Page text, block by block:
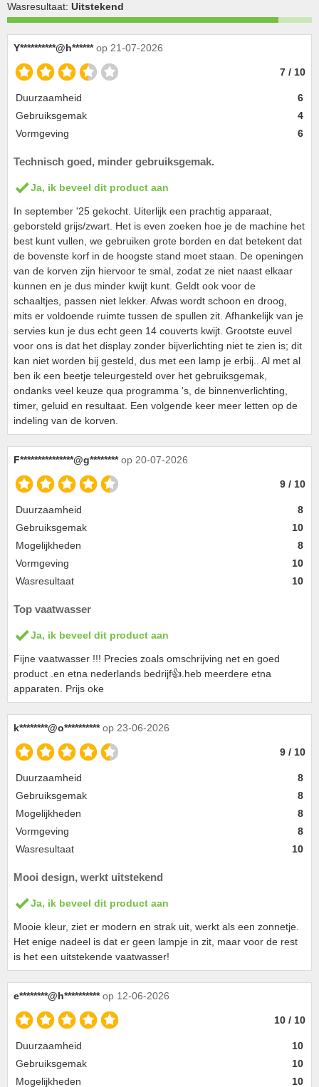
Wasresultaat: Uitstekend
Y**********@h****** op 21-07-2026
7 / 10
Duurzaamheid
6
Gebruiksgemak
4
Vormgeving
6
Technisch goed, minder gebruiksgemak.
Ja, ik beveel dit product aan
In september '25 gekocht. Uiterlijk een prachtig apparaat,
geborsteld grijs/zwart. Het is even zoeken hoe je de machine het
best kunt vullen, we gebruiken grote borden en dat betekent dat
de bovenste korf in de hoogste stand moet staan. De openingen
van de korven zijn hiervoor te smal, zodat ze niet naast elkaar
kunnen en je dus minder kwijt kunt. Geldt ook voor de
schaaltjes, passen niet lekker. Afwas wordt schoon en droog,
mits er voldoende ruimte tussen de spullen zit. Afhankelijk van je
servies kun je dus echt geen 14 couverts kwijt. Grootste euvel
voor ons is dat het display zonder bijverlichting niet te zien is; dit
kan niet worden bij gesteld, dus met een lamp je erbij.. Al met al
ben ik een beetje teleurgesteld over het gebruiksgemak,
ondanks veel keuze qua programma 's, de binnenverlichting,
timer, geluid en resultaat. Een volgende keer meer letten op de
indeling van de korven.
F***************@g******** op 20-07-2026
9 / 10
Duurzaamheid
8
Gebruiksgemak
10
Mogelijkheden
8
Vormgeving
10
Wasresultaat
10
Top vaatwasser
Ja, ik beveel dit product aan
Fijne vaatwasser !!! Precies zoals omschrijving net en goed
product .en etna nederlands bedrijf👍.heb meerdere etna
apparaten. Prijs oke
k********@o********** op 23-06-2026
9 / 10
Duurzaamheid
8
Gebruiksgemak
8
Mogelijkheden
8
Vormgeving
8
Wasresultaat
10
Mooi design, werkt uitstekend
Ja, ik beveel dit product aan
Mooie kleur, ziet er modern en strak uit, werkt als een zonnetje.
Het enige nadeel is dat er geen lampje in zit, maar voor de rest
is het een uitstekende vaatwasser!
e********@h********** op 12-06-2026
10 / 10
Duurzaamheid
10
Gebruiksgemak
10
Mogelijkheden
10